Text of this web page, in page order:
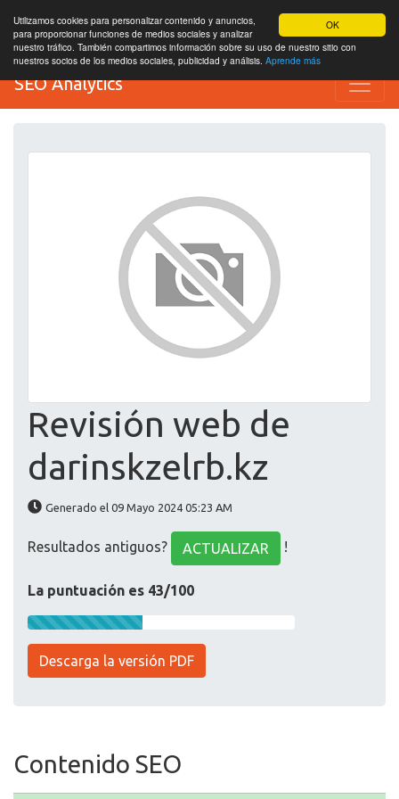
OK
Utilizamos cookies para personalizar contenido y anuncios,
para proporcionar funciones de medios sociales y analizar
nuestro tráfico. También compartimos información sobre su uso de nuestro sitio con
nuestros socios de los medios sociales, publicidad y análisis. Aprende más
SEO Analytics
Revisión web de
darinskzelrb.kz
Generado el 09 Mayo 2024 05:23 AM
Resultados antiguos? ACTUALIZAR !
La puntuación es 43/100
Descarga la versión PDF
Contenido SEO